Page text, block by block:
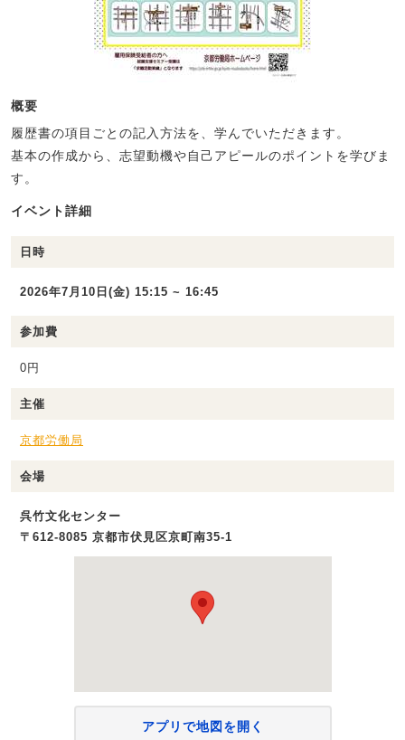
概要
履歴書の項目ごとの記入方法を、学んでいただきます。
基本の作成から、志望動機や自己アピールのポイントを学びま
す。
イベント詳細
日時
2026年7月10日(金) 15:15 ~ 16:45
参加費
0円
主催
京都労働局
会場
呉竹文化センター
〒612-8085 京都市伏見区京町南35-1
アプリで地図を開く